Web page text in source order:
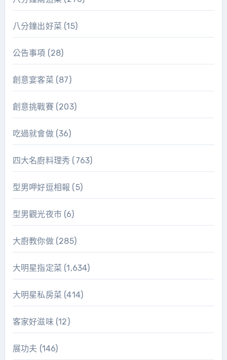
八分鐘出好菜 (15)
公告事項 (28)
創意宴客菜 (87)
創意挑戰賽(203)
吃過就會做(36)
四大名廚料理秀 (763)
型男呷好逗相報 (5)
型男觀光夜市(6)
大廚教你做(285)
大明星指定菜 (1,634)
大明星私房菜 (414)
客家好滋味(12)
展功夫 (146)